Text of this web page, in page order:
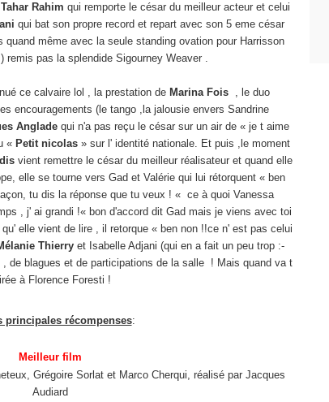
Tahar Rahim qui remporte le césar du meilleur acteur et celui
qui bat son propre record et repart avec son 5 eme césar
même avec la seule standing ovation pour Harrisson
remis pas la splendide Sigourney Weaver .
ce calvaire lol , la prestation de Marina Fois , le duo
encouragements (le tango ,la jalousie envers Sandrine
Anglade qui n'a pas reçu le césar sur un air de « je t aime
« Petit nicolas» sur l' identité nationale. Et puis ,le moment
vient remettre le césar du meilleur réalisateur et quand elle
elle se tourne vers Gad et Valérie qui lui rétorquent « ben
tu dis la réponse que tu veux ! « ce à quoi Vanessa
, j' ai grandi !« bon d'accord dit Gad mais je viens avec toi
elle vient de lire , il retorque « ben non !!ce n' est pas celui
Thierry et Isabelle Adjani (qui en a fait un peu trop :-
de blagues et de participations de la salle ! Mais quand va t
à Florence Foresti !
principales récompenses:
Meilleur film
Grégoire Sorlat et Marco Cherqui, réalisé par Jacques
Audiard